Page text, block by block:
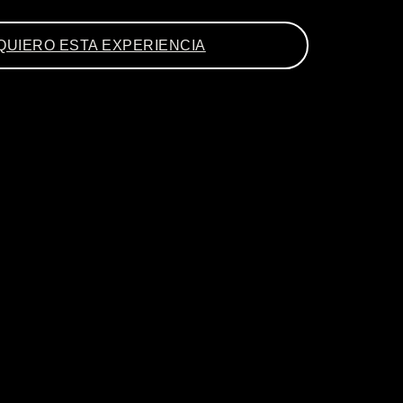
ESTA EXPERIENCIA